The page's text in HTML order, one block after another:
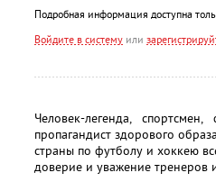
Подробная информация доступна
Войдите в систему или
Человек-легенда,
пропагандист здорового
страны по футболу и хоккею
доверие и уважение тренеров